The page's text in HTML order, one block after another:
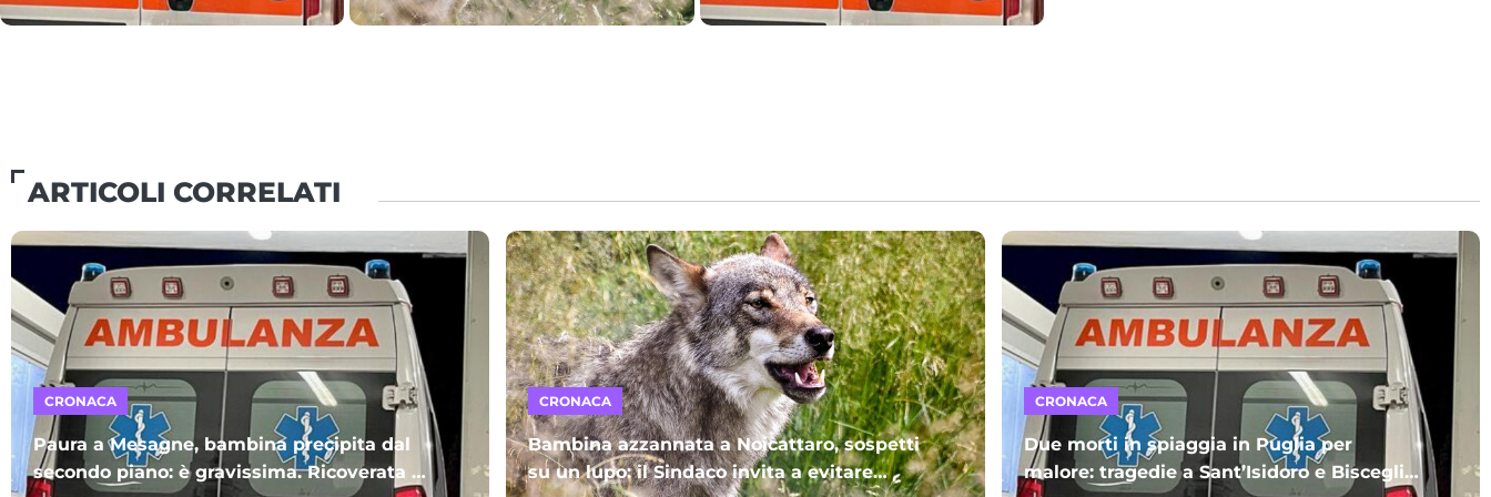
ARTICOLI CORRELATI
CRONACA
Paura a Mesagne, bambina precipita dal
secondo piano: è gravissima. Ricoverata al
CRONACA
Bambina azzannata a Noicattaro, sospetti
su un lupo: il Sindaco invita a evitare
CRONACA
Due morti in spiaggia in Puglia per
malore: tragedie a Sant’Isidoro e Bisceglie.